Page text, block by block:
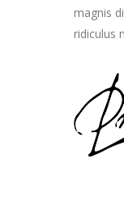
magnis
ridiculus